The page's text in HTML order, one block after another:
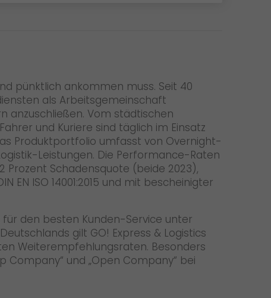
pünktlich ankommen muss. Seit 40
als Arbeitsgemeinschaft
anzuschließen. Vom städtischen
und Kuriere sind täglich im Einsatz
Produktportfolio umfasst von Overnight-
Leistungen. Die Performance-Raten
Prozent Schadensquote (beide 2023),
EN ISO 14001:2015 und mit bescheinigter
für den besten Kunden-Service unter
gilt GO! Express & Logistics
Weiterempfehlungsraten. Besonders
Company“ und „Open Company“ bei